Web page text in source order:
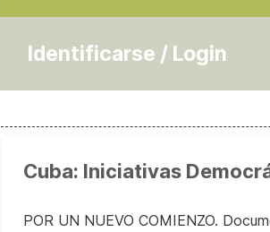
Identificarse / Login
Cuba: Iniciativas
POR UN NUEVO COMIENZO.